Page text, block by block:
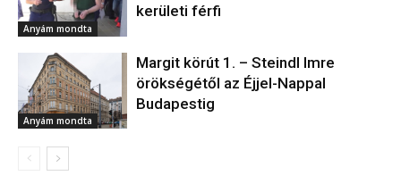
Anyám mondta
kerületi férfi
Anyám mondta
Margit körút 1. – Steindl Imre
örökségétől az Éjjel-Nappal
Budapestig